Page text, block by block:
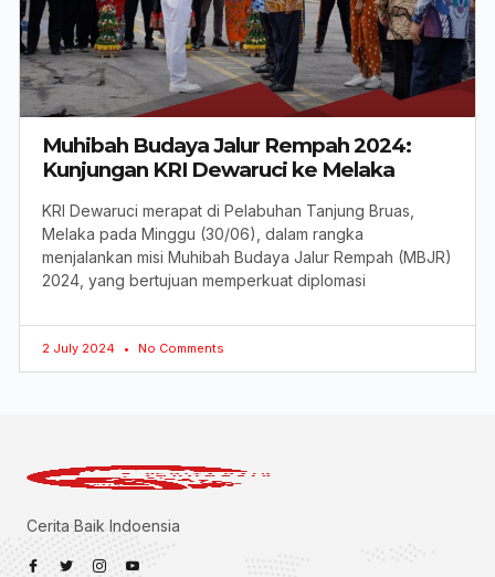
Muhibah Budaya Jalur Rempah 2024:
Kunjungan KRI Dewaruci ke Melaka
KRI Dewaruci merapat di Pelabuhan Tanjung Bruas,
Melaka pada Minggu (30/06), dalam rangka
menjalankan misi Muhibah Budaya Jalur Rempah (MBJR)
2024, yang bertujuan memperkuat diplomasi
2 July 2024 No Comments
Cerita Baik Indoensia